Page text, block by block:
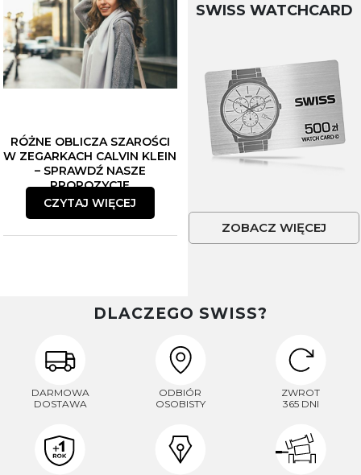
RÓŻNE OBLICZA SZAROŚCI
W ZEGARKACH CALVIN KLEIN
– SPRAWDŹ NASZE
PROPOZYCJE
CZYTAJ WIĘCEJ
SWISS WATCHCARD
ZOBACZ WIĘCEJ
DLACZEGO SWISS?
DARMOWA
DOSTAWA
ODBIÓR
OSOBISTY
ZWROT
365 DNI